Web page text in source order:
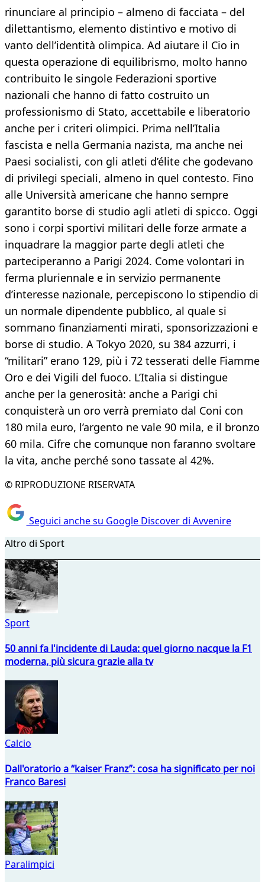
rinunciare al principio – almeno di facciata – del
dilettantismo, elemento distintivo e motivo di
vanto dell’identità olimpica. Ad aiutare il Cio in
questa operazione di equilibrismo, molto hanno
contribuito le singole Federazioni sportive
nazionali che hanno di fatto costruito un
professionismo di Stato, accettabile e liberatorio
anche per i criteri olimpici. Prima nell’Italia
fascista e nella Germania nazista, ma anche nei
Paesi socialisti, con gli atleti d’élite che godevano
di privilegi speciali, almeno in quel contesto. Fino
alle Università americane che hanno sempre
garantito borse di studio agli atleti di spicco. Oggi
sono i corpi sportivi militari delle forze armate a
inquadrare la maggior parte degli atleti che
parteciperanno a Parigi 2024. Come volontari in
ferma pluriennale e in servizio permanente
d’interesse nazionale, percepiscono lo stipendio di
un normale dipendente pubblico, al quale si
sommano finanziamenti mirati, sponsorizzazioni e
borse di studio. A Tokyo 2020, su 384 azzurri, i
“militari” erano 129, più i 72 tesserati delle Fiamme
Oro e dei Vigili del fuoco. L’Italia si distingue
anche per la generosità: anche a Parigi chi
conquisterà un oro verrà premiato dal Coni con
180 mila euro, l’argento ne vale 90 mila, e il bronzo
60 mila. Cifre che comunque non faranno svoltare
la vita, anche perché sono tassate al 42%.
© RIPRODUZIONE RISERVATA
Seguici anche su Google Discover di Avvenire
Altro di Sport
Sport
50 anni fa l'incidente di Lauda: quel giorno nacque la F1
moderna, più sicura grazie alla tv
Calcio
Dall'oratorio a “kaiser Franz”: cosa ha significato per noi
Franco Baresi
Paralimpici